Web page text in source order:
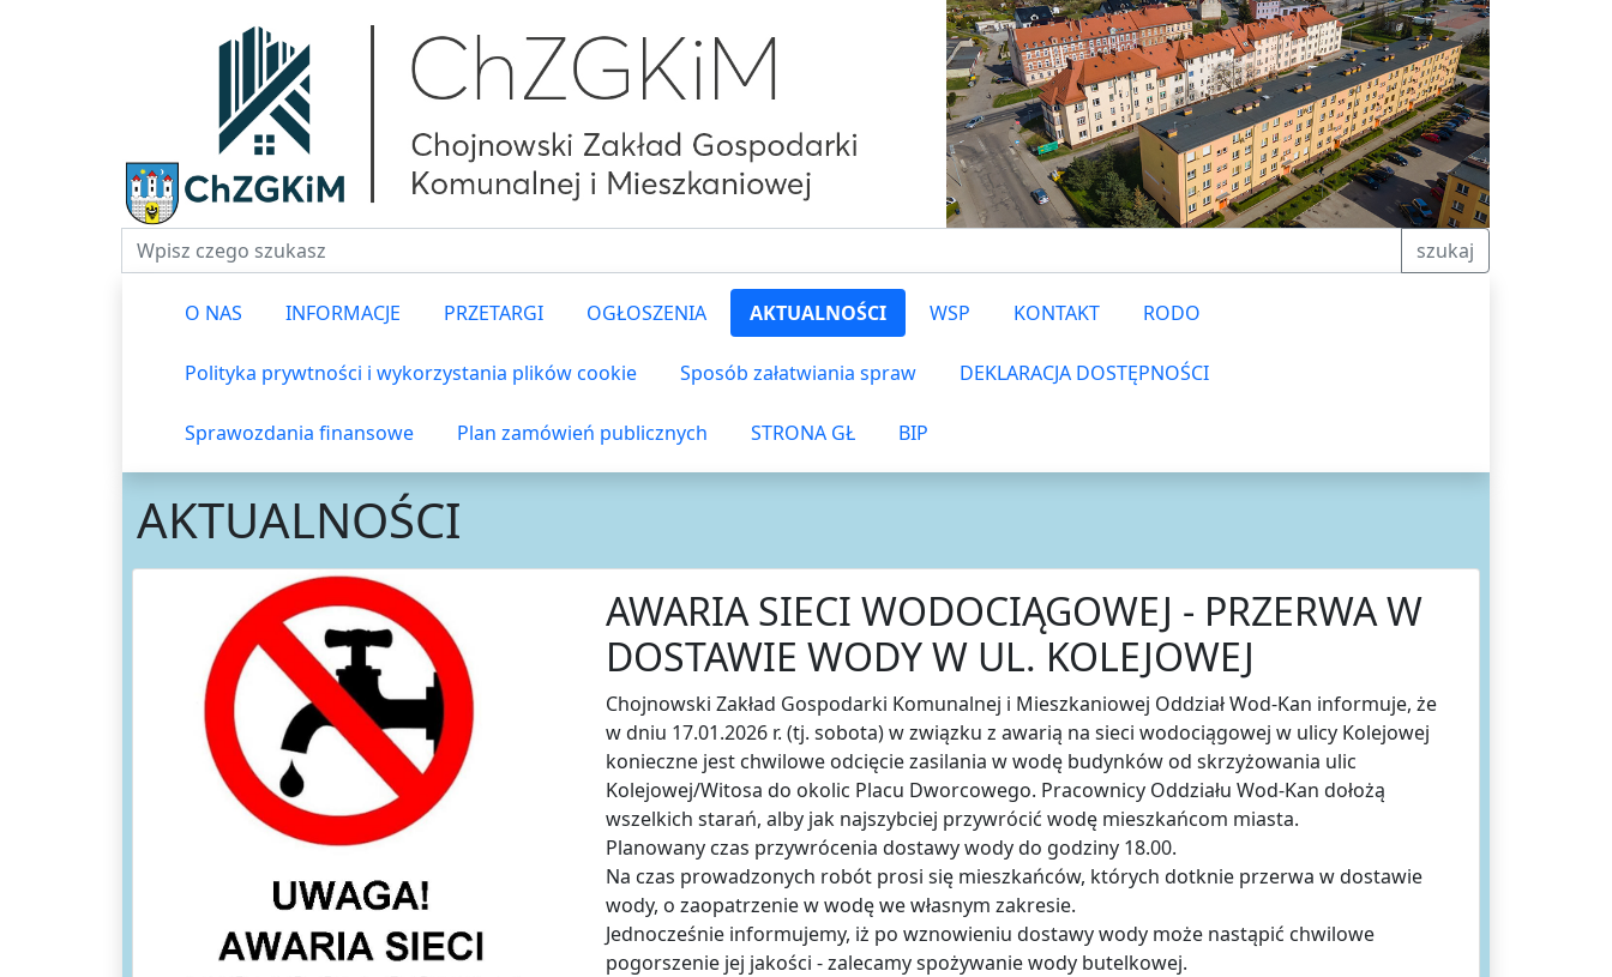
Fraza do wyszukiwania szukaj
O NAS INFORMACJE PRZETARGI OGŁOSZENIA AKTUALNOŚCI WSP KONTAKT RODO
Polityka prywtności i wykorzystania plików cookie Sposób załatwiania spraw DEKLARACJA DOSTĘPNOŚCI
Sprawozdania finansowe Plan zamówień publicznych STRONA GŁ BIP
AKTUALNOŚCI
AWARIA SIECI WODOCIĄGOWEJ - PRZERWA W
DOSTAWIE WODY W UL. KOLEJOWEJ
Chojnowski Zakład Gospodarki Komunalnej i Mieszkaniowej Oddział Wod-Kan informuje, że
w dniu 17.01.2026 r. (tj. sobota) w związku z awarią na sieci wodociągowej w ulicy Kolejowej
konieczne jest chwilowe odcięcie zasilania w wodę budynków od skrzyżowania ulic
Kolejowej/Witosa do okolic Placu Dworcowego. Pracownicy Oddziału Wod-Kan dołożą
wszelkich starań, alby jak najszybciej przywrócić wodę mieszkańcom miasta.
Planowany czas przywrócenia dostawy wody do godziny 18.00.
Na czas prowadzonych robót prosi się mieszkańców, których dotknie przerwa w dostawie
wody, o zaopatrzenie w wodę we własnym zakresie.
Jednocześnie informujemy, iż po wznowieniu dostawy wody może nastąpić chwilowe
pogorszenie jej jakości - zalecamy spożywanie wody butelkowej.